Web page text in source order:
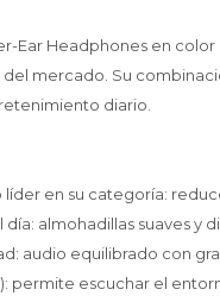
Ear Headphones en
mercado. Su
diario.
en su categoría:
almohadillas suaves y
audio equilibrado con
permite escuchar el